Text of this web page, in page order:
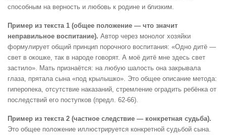
способным на верность и любовь к родине и близким.
Пример из текста 1 (общее положение — что значит
неправильное воспитание). Автор через монолог хозяйки
формулирует общий принцип порочного воспитания: «Одно дитё —
свет в окошке, так в народе говорят. А моё дитё мне здесь свет
застило». Мать признаётся: на любую шалость она закрывала
глаза, прятала сына «под крылышко». Это общее описание метода:
гиперопека, отсутствие наказаний, стремление оградить ребёнка от
последствий его поступков (предл. 62-66).
Пример из текста 2 (частное следствие — конкретная судьба).
Это общее положение иллюстрируется конкретной судьбой сына.